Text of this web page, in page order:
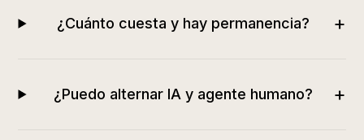
¿Cuánto cuesta y hay permanencia? +
¿Puedo alternar IA y agente humano? +